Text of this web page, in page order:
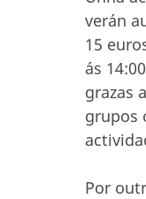
verán
15
ás
grazas
grupos
Por